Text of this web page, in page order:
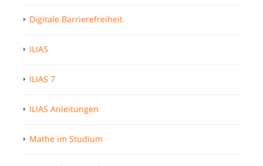
Digitale Barrierefreiheit
ILIAS
ILIAS 7
ILIAS Anleitungen
Mathe im Studium